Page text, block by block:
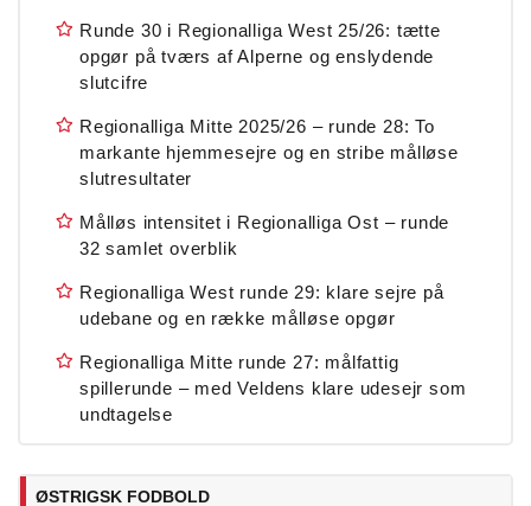
Runde 30 i Regionalliga West 25/26: tætte
opgør på tværs af Alperne og enslydende
slutcifre
Regionalliga Mitte 2025/26 – runde 28: To
markante hjemmesejre og en stribe målløse
slutresultater
Målløs intensitet i Regionalliga Ost – runde
32 samlet overblik
Regionalliga West runde 29: klare sejre på
udebane og en række målløse opgør
Regionalliga Mitte runde 27: målfattig
spillerunde – med Veldens klare udesejr som
undtagelse
ØSTRIGSK FODBOLD